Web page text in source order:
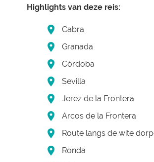
Highlights van deze reis:
Cabra
Granada
Córdoba
Sevilla
Jerez de la Frontera
Arcos de la Frontera
Route langs de wite
Ronda